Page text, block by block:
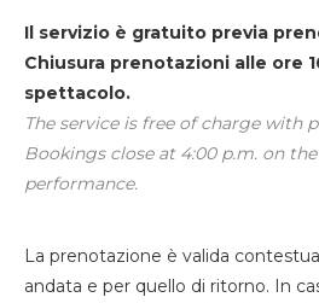
Il servizio è gratuito previa
Chiusura prenotazioni alle ore
spettacolo.
The service is free of charge with
Bookings close at 4:00 p.m. on
performance.
La prenotazione è valida
andata e per quello di ritorno. In